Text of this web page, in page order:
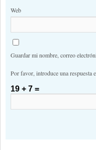
Web
Guardar mi nombre, correo
Por favor, introduce una respuesta
19 + 7 =